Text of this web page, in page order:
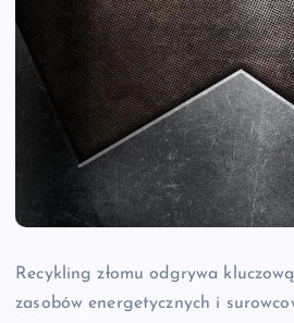
Recykling złomu odgrywa
zasobów energetycznych i